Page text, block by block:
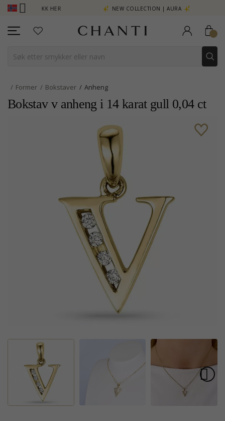
- KLIKK HER NEW COLLECTION | AURA
Former Bokstaver Anheng
Bokstav v anheng i 14 karat gull 0,04 ct